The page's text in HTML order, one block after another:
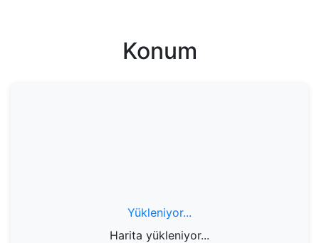
Konum
Yükleniyor...
Harita yükleniyor...